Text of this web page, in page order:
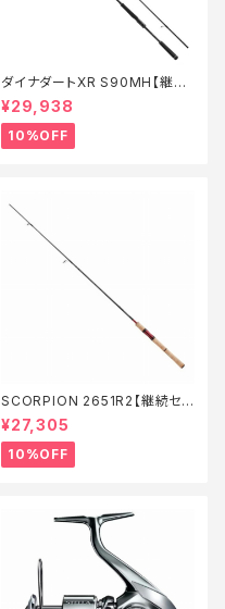
ダイナダートXR S90MH【継続
セール_ロッド】【10】
¥29,938
10%OFF
SCORPION 2651R2【継続セ
ール_ロッド】【10】
¥27,305
10%OFF